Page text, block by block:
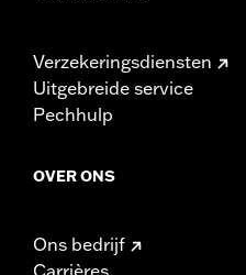
Verzekeringsdiensten
Uitgebreide service
Pechhulp
OVER ONS
Ons bedrijf
Carrières